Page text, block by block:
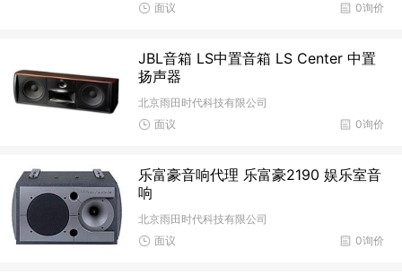
0询价
面议
JBL音箱 LS中置音箱 LS Center 中置
扬声器
北京雨田时代科技有限公司
0询价
面议
乐富豪音响代理 乐富豪2190 娱乐室音
响
北京雨田时代科技有限公司
0询价
面议